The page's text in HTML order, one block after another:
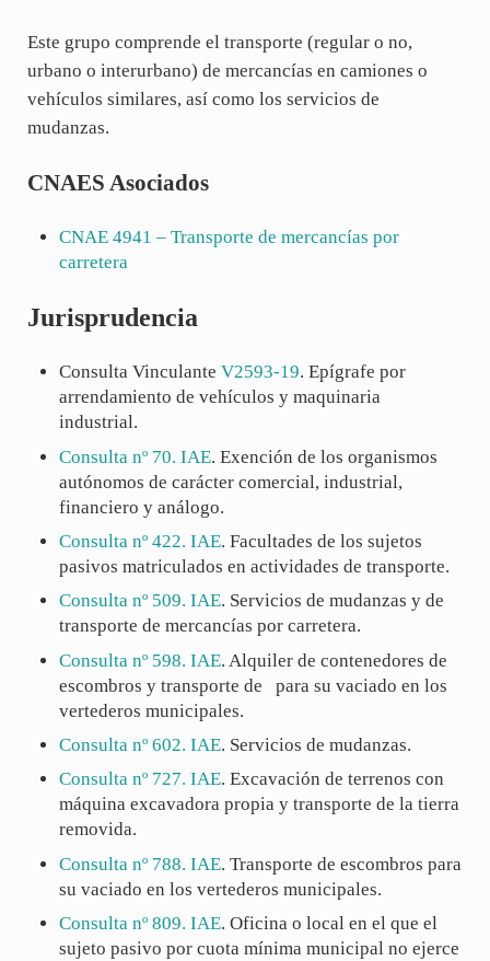
Este grupo comprende el transporte (regular o no,
urbano o interurbano) de mercancías en camiones o
vehículos similares, así como los servicios de
mudanzas.
CNAES Asociados
CNAE4941 – Transporte de mercancías por
carretera
Jurisprudencia
Consulta VinculanteV2593-19. Epígrafe por
arrendamiento de vehículos y maquinaria
industrial.
Consulta nº 70. IAE. Exención de los organismos
autónomos de carácter comercial, industrial,
financiero y análogo.
Consulta nº 422. IAE. Facultades de los sujetos
pasivos matriculados en actividades de transporte.
Consulta nº 509. IAE. Servicios de mudanzas y de
transporte de mercancías por carretera.
Consulta nº 598. IAE. Alquiler de contenedores de
escombros y transporte de
para su vaciado en los
vertederos municipales.
Consulta nº 602. IAE. Servicios de mudanzas.
Consulta nº 727. IAE. Excavación de terrenos con
máquina excavadora propia y transporte de la tierra
removida.
Consulta nº 788. IAE. Transporte de escombros para
su vaciado en los vertederos municipales.
Consulta nº 809. IAE. Oficina o local en el que el
sujeto pasivo por cuota mínima municipal no ejerce